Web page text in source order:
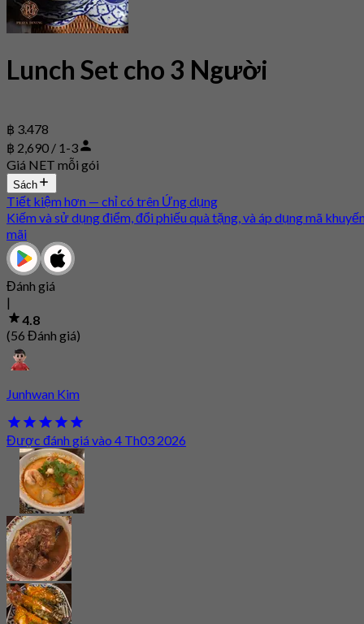
Lunch Set cho 3 Người
฿ 3.478
฿ 2,690 / 1-3
Giá NET mỗi gói
Sách
Tiết kiệm hơn — chỉ có trên Ứng dụng
Kiếm và sử dụng điểm, đổi phiếu quà tặng, và áp dụng mã
mãi
Đánh giá
|
4.8
(56 Đánh giá)
Junhwan Kim
Được đánh giá vào 4 Th03 2026